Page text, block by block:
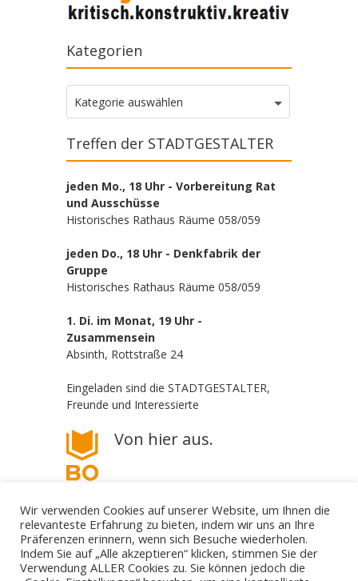
Kategorien
Kategorien
Kategorie auswählen
Treffen der STADTGESTALTER
jeden Mo., 18 Uhr - Vorbereitung Rat
und Ausschüsse
Historisches Rathaus Räume 058/059
jeden Do., 18 Uhr - Denkfabrik der
Gruppe
Historisches Rathaus Räume 058/059
1. Di. im Monat, 19 Uhr -
Zusammensein
Absinth, Rottstraße 24
Eingeladen sind die STADTGESTALTER,
Freunde und Interessierte
Von hier aus.
Wir verwenden Cookies auf unserer Website, um Ihnen die
relevanteste Erfahrung zu bieten, indem wir uns an Ihre
Präferenzen erinnern, wenn sich Besuche wiederholen.
Indem Sie auf „Alle akzeptieren“ klicken, stimmen Sie der
Verwendung ALLER Cookies zu. Sie können jedoch die